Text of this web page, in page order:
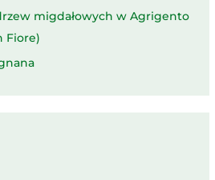
migdałowych w Agrigento
Fiore)